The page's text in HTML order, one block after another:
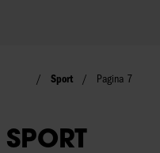
Sport Pagina 7
SPORT